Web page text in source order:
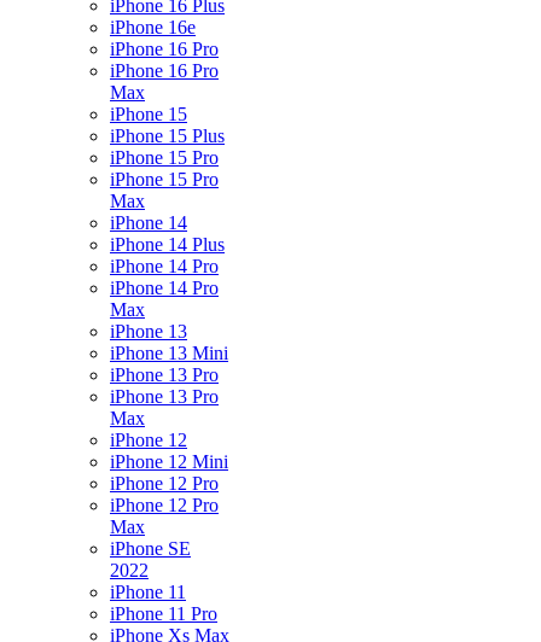
iPhone 16 Plus
iPhone 16e
iPhone 16 Pro
iPhone 16 Pro
Max
iPhone 15
iPhone 15 Plus
iPhone 15 Pro
iPhone 15 Pro
Max
iPhone 14
iPhone 14 Plus
iPhone 14 Pro
iPhone 14 Pro
Max
iPhone 13
iPhone 13 Mini
iPhone 13 Pro
iPhone 13 Pro
Max
iPhone 12
iPhone 12 Mini
iPhone 12 Pro
iPhone 12 Pro
Max
iPhone SE
2022
iPhone 11
iPhone 11 Pro
iPhone Xs Max